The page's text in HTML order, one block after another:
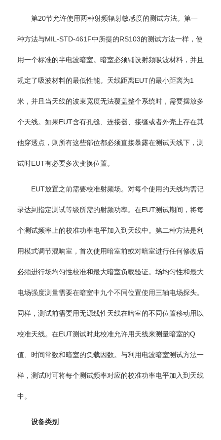
第20节允许使用两种射频辐射敏感度的测试方法。第一
种方法与MIL-STD-461F中所提的RS103的测试方法一样，使
用一个标准的半电波暗室。暗室必须铺设射频吸波材料，并且
规定了吸波材料的最低性能。天线距离EUT的最小距离为1
米，并且当天线的波束宽度无法覆盖整个系统时，需要摆放多
个天线。如果EUT含有孔缝、连接器、接缝或者外壳上存在其
他穿透点，则所有这些部位都必须直接暴露在测试天线下，测
试时EUT有必要多次变换位置。
EUT放置之前需要校准射频场。对每个使用的天线均需记
录达到指定测试等级所需的射频功率。在EUT测试期间，将每
个测试频率上的校准功率电平加入到天线中。第二种方法是利
用模式调节混响室，首次使用暗室前或对暗室进行任何修改后
必须进行场均匀性校准和最大暗室负载验证。场均匀性和最大
电场强度测量需要在暗室中九个不同位置使用三轴电场探头。
同样，测试前需要用无源线性天线在暗室的不同位置移动用以
校准天线。在EUT测试时此校准允许用天线来测量暗室的Q
值、时间常数和暗室的负载因数。与利用电波暗室测试方法一
样，测试时可将每个测试频率对应的校准功率电平加入到天线
中。
设备类别